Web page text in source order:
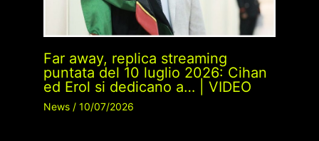
Far away, replica streaming
puntata del 10 luglio 2026: Cihan
ed Erol si dedicano a… | VIDEO
News/ 10/07/2026